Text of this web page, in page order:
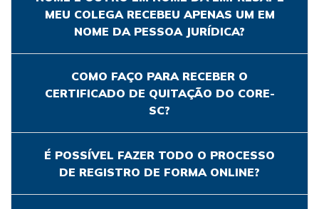
MEU COLEGA RECEBEU APENAS UM EM
NOME DA PESSOA JURÍDICA?
COMO FAÇO PARA RECEBER O
CERTIFICADO DE QUITAÇÃO DO CORE-
SC?
É POSSÍVEL FAZER TODO O PROCESSO
DE REGISTRO DE FORMA ONLINE?